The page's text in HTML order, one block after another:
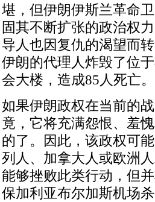
堪，但伊朗伊斯兰革命
固其不断扩张的政治权
导人也因复仇的渴望而
伊朗的代理人炸毁了位
会大楼，造成85 人死亡。
如果伊朗政权在当前的
竟，它将充满怨恨、羞
的了。因此，该政权可
列人、加拿大人或欧洲
能够挫败此类行动，但
保加利亚布尔加斯机场